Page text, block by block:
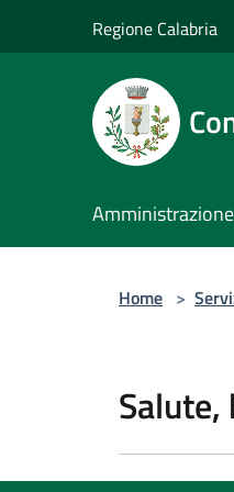
Regione Calabria
Amministrazione
Home >
Salute,